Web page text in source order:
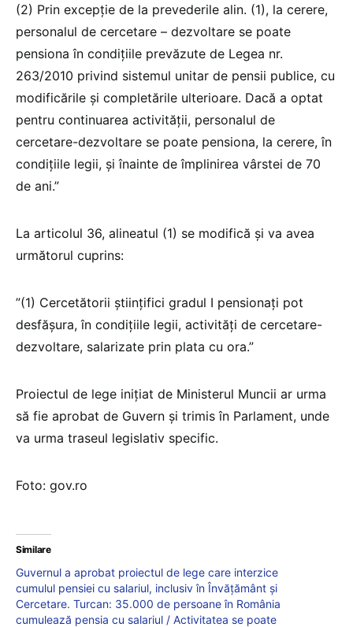
(2) Prin excepție de la prevederile alin. (1), la cerere,
personalul de cercetare – dezvoltare se poate
pensiona în condițiile prevăzute de Legea nr.
263/2010 privind sistemul unitar de pensii publice, cu
modificările și completările ulterioare. Dacă a optat
pentru continuarea activității, personalul de
cercetare-dezvoltare se poate pensiona, la cerere, în
condițiile legii, și înainte de împlinirea vârstei de 70
de ani.”
La articolul 36, alineatul (1) se modifică și va avea
următorul cuprins:
”(1) Cercetătorii științifici gradul I pensionați pot
desfășura, în condițiile legii, activități de cercetare-
dezvoltare, salarizate prin plata cu ora.”
Proiectul de lege inițiat de Ministerul Muncii ar urma
să fie aprobat de Guvern și trimis în Parlament, unde
va urma traseul legislativ specific.
Foto: gov.ro
Similare
Guvernul a aprobat proiectul de lege care interzice
cumulul pensiei cu salariul, inclusiv în Învățământ și
Cercetare. Turcan: 35.000 de persoane în România
cumulează pensia cu salariul / Activitatea se poate